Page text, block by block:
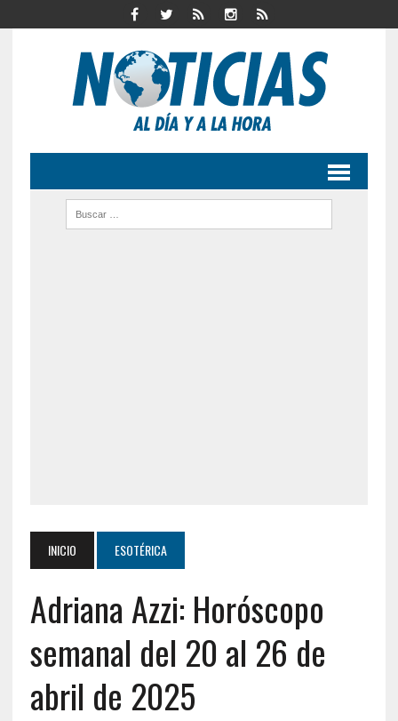
INICIO ESOTÉRICA
Adriana Azzi: Horóscopo
semanal del 20 al 26 de
abril de 2025